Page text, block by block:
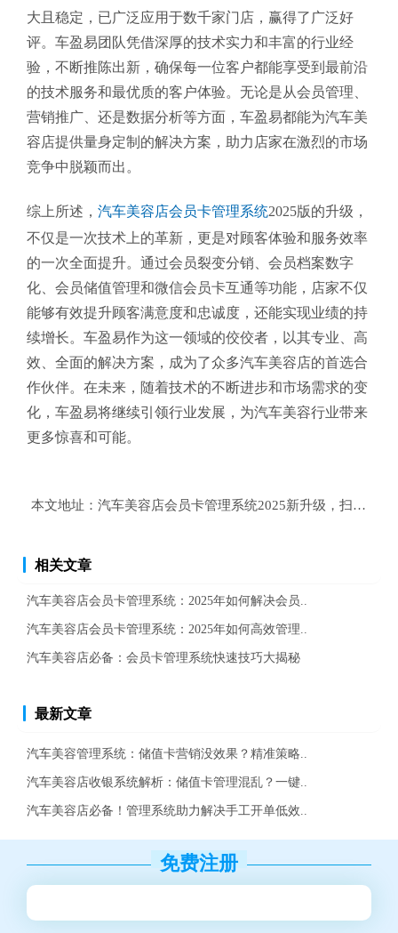
大且稳定，已广泛应用于数千家门店，赢得了广泛好
评。车盈易团队凭借深厚的技术实力和丰富的行业经
验，不断推陈出新，确保每一位客户都能享受到最前沿
的技术服务和最优质的客户体验。无论是从会员管理、
营销推广、还是数据分析等方面，车盈易都能为汽车美
容店提供量身定制的解决方案，助力店家在激烈的市场
竞争中脱颖而出。
综上所述， 汽车美容店会员卡管理系统2025版的升级，
不仅是一次技术上的革新，更是对顾客体验和服务效率
的一次全面提升。通过会员裂变分销、会员档案数字
化、会员储值管理和微信会员卡互通等功能，店家不仅
能够有效提升顾客满意度和忠诚度，还能实现业绩的持
续增长。车盈易作为这一领域的佼佼者，以其专业、高
效、全面的解决方案，成为了众多汽车美容店的首选合
作伙伴。在未来，随着技术的不断进步和市场需求的变
化，车盈易将继续引领行业发展，为汽车美容行业带来
更多惊喜和可能。
本文地址： 汽车美容店会员卡管理系统2025新升级，扫车牌3
相关文章
汽车美容店会员卡管理系统：2025年如何解决会员..
汽车美容店会员卡管理系统：2025年如何高效管理..
汽车美容店必备：会员卡管理系统快速技巧大揭秘
最新文章
汽车美容管理系统：储值卡营销没效果？精准策略..
汽车美容店收银系统解析：储值卡管理混乱？一键..
汽车美容店必备！管理系统助力解决手工开单低效..
免费注册